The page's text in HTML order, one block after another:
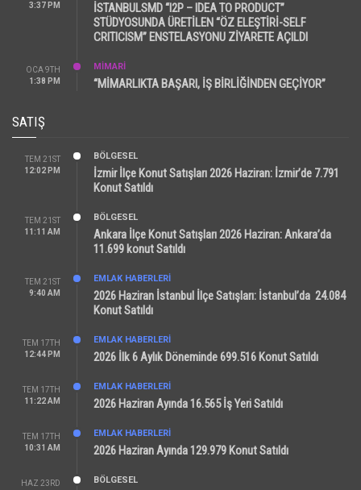
3:37 PM
İSTANBULSMD “I2P – IDEA TO PRODUCT”
STÜDYOSUNDA ÜRETİLEN “ÖZ ELEŞTİRİ-SELF
CRITICISM” ENSTELASYONU ZİYARETE AÇILDI
OCA 9TH
1:38 PM
MİMARİ
“MİMARLIKTA BAŞARI, İŞ BİRLİĞİNDEN GEÇİYOR”
SATIŞ
TEM 21ST
12:02 PM
BÖLGESEL
İzmir İlçe Konut Satışları 2026 Haziran: İzmir’de 7.791
Konut Satıldı
TEM 21ST
11:11 AM
BÖLGESEL
Ankara İlçe Konut Satışları 2026 Haziran: Ankara’da
11.699 konut Satıldı
TEM 21ST
9:40 AM
EMLAK HABERLERI
2026 Haziran İstanbul İlçe Satışları: İstanbul’da 24.084
Konut Satıldı
TEM 17TH
12:44 PM
EMLAK HABERLERI
2026 İlk 6 Aylık Döneminde 699.516 Konut Satıldı
TEM 17TH
11:22 AM
EMLAK HABERLERI
2026 Haziran Ayında 16.565 İş Yeri Satıldı
TEM 17TH
10:31 AM
EMLAK HABERLERI
2026 Haziran Ayında 129.979 Konut Satıldı
HAZ 23RD BÖLGESEL